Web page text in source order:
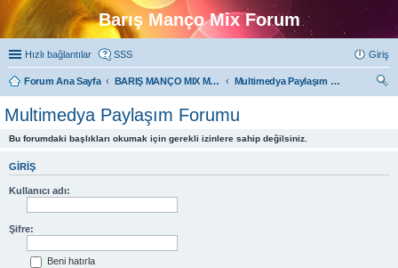
Barış Manço Mix Forum
Hızlı bağlantılar SSS Giriş
Forum Ana Sayfa BARIŞ MANÇO MIX MULTIMEDYA FORUMLARI
Multimedya Paylaşım Forumu
Multimedya Paylaşım Forumu
Bu forumdaki başlıkları okumak için gerekli izinlere sahip değilsiniz.
GIRIŞ
Kullanıcı adı:
Şifre:
Beni hatırla